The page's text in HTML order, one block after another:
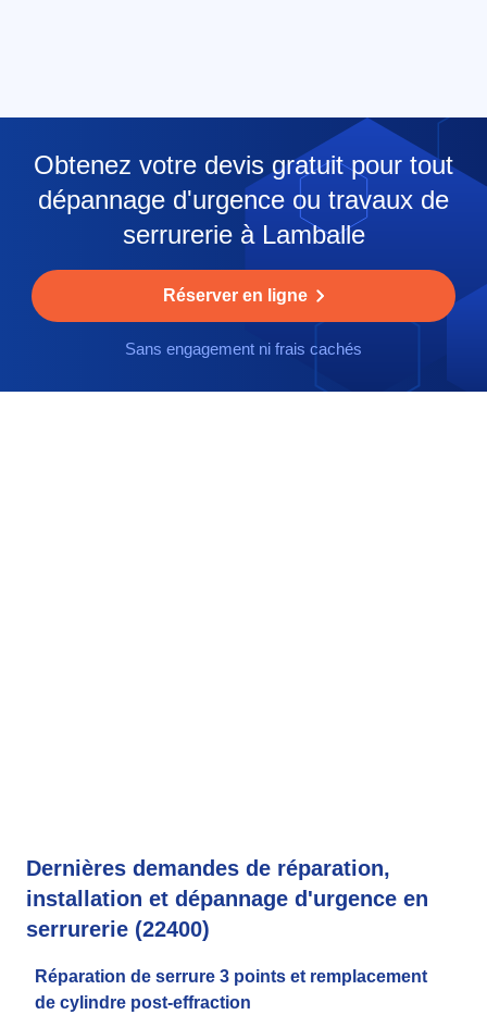
Obtenez votre devis gratuit pour tout
dépannage d'urgence ou travaux de
serrurerie à Lamballe
Réserver en ligne
Sans engagement ni frais cachés
Dernières demandes de réparation,
installation et dépannage d'urgence en
serrurerie (22400)
Réparation de serrure 3 points et remplacement
de cylindre post-effraction